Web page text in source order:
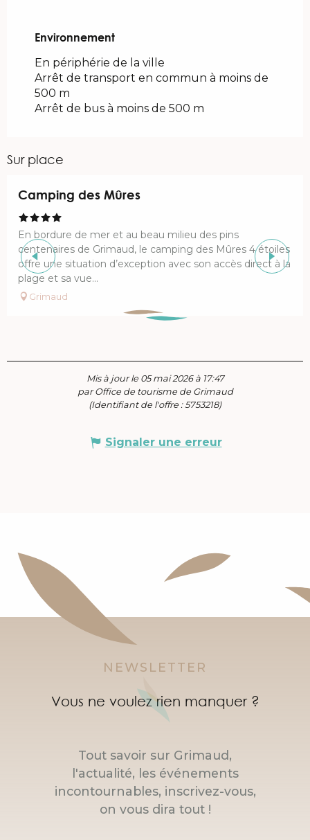
Environnement
Environnement
En périphérie de la ville
Arrêt de transport en commun à moins de
500 m
Arrêt de bus à moins de 500 m
Sur place
Camping des Mûres
En bordure de mer et au beau milieu des pins
centenaires de Grimaud, le camping des Mûres 4 étoiles
offre une situation d’exception avec son accès direct à la
plage et sa vue...
Grimaud
Mis à jour le 05 mai 2026 à 17:47
par Office de tourisme de Grimaud
(Identifiant de l'offre :5753218)
Signaler une erreur
NEWSLETTER
Vous ne voulez rien manquer ?
Tout savoir sur Grimaud,
l'actualité, les événements
incontournables, inscrivez-vous,
on vous dira tout !